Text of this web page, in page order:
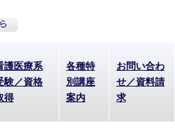
護医療系
験／資格
得
各種特
別講座
案内
お問い合わ
せ／資料請
求